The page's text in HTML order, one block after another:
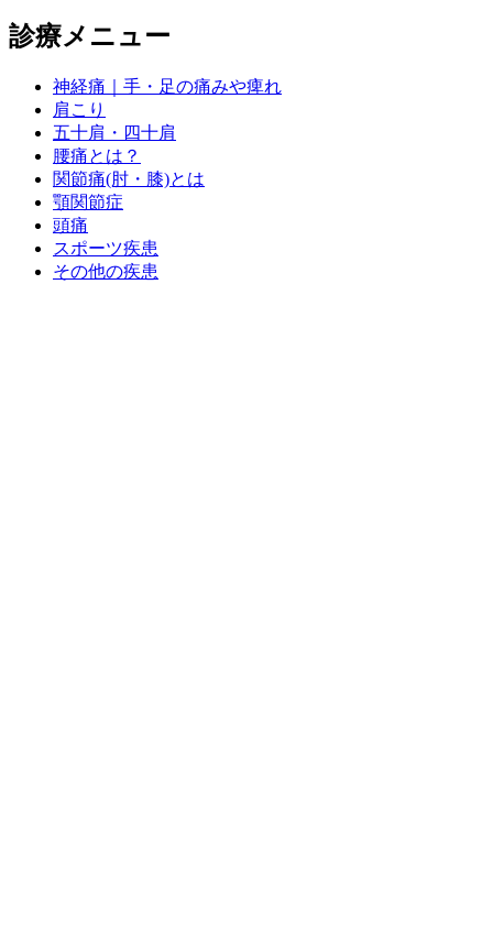
診療メニュー
神経痛｜手・足の痛みや痺れ
肩こり
五十肩・四十肩
腰痛とは？
関節痛(肘・膝)とは
顎関節症
頭痛
スポーツ疾患
その他の疾患